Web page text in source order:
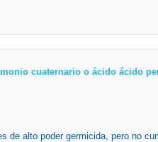
cuaternario o ácido ácido
alto poder germicida, pero no